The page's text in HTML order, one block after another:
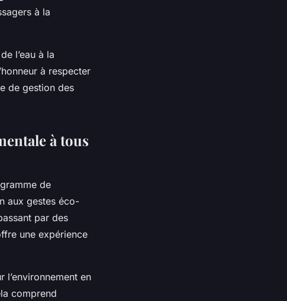
à la
l’eau à la
à respecter
de gestion des
à tous
de
aux gestes éco-
par des
une expérience
l’environnement en
comprend